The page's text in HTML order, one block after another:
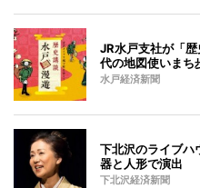
JR水戸支社が「
代の地図使いまち
水戸経済新聞
下北沢のライブハ
器と人形で演出
下北沢経済新聞